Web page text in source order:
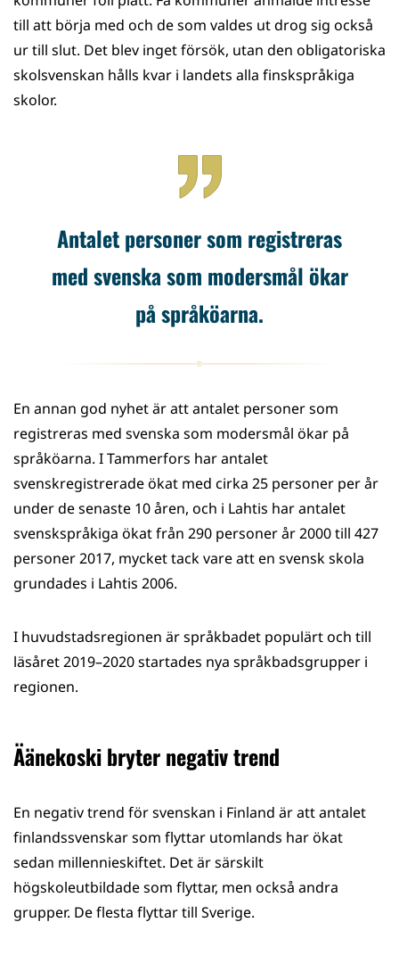
till att börja med och de som valdes ut drog sig också
ur till slut. Det blev inget försök, utan den obligatoriska
skolsvenskan hålls kvar i landets alla finskspråkiga
skolor.
Antalet personer som registreras
med svenska som modersmål ökar
på språköarna.
En annan god nyhet är att antalet personer som
registreras med svenska som modersmål ökar på
språköarna. I Tammerfors har antalet
svenskregistrerade ökat med cirka 25 personer per år
under de senaste 10 åren, och i Lahtis har antalet
svenskspråkiga ökat från 290 personer år 2000 till 427
personer 2017, mycket tack vare att en svensk skola
grundades i Lahtis 2006.
I huvudstadsregionen är språkbadet populärt och till
läsåret 2019–2020 startades nya språkbadsgrupper i
regionen.
Äänekoski bryter negativ trend
En negativ trend för svenskan i Finland är att antalet
finlandssvenskar som flyttar utomlands har ökat
sedan millennieskiftet. Det är särskilt
högskoleutbildade som flyttar, men också andra
grupper. De flesta flyttar till Sverige.